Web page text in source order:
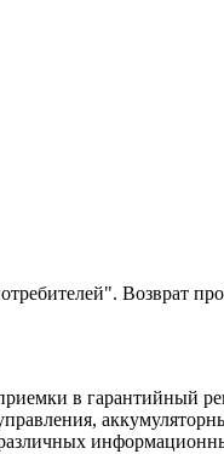
Возврат
в гарантийный